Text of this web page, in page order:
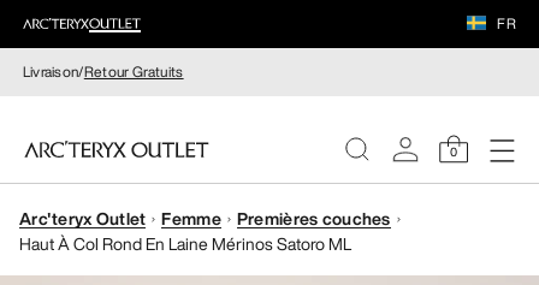
FR
Livraison/Retour Gratuits
0
FEMME
Arc'teryx Outlet Femme
Premières couches
Haut À Col Rond En Laine Mérinos Satoro ML